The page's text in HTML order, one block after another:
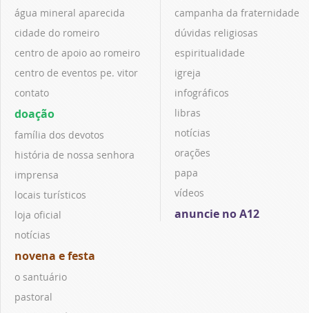
água mineral aparecida
cidade do romeiro
centro de apoio ao romeiro
centro de eventos pe. vitor
contato
doação
família dos devotos
história de nossa senhora
imprensa
locais turísticos
loja oficial
notícias
novena e festa
o santuário
pastoral
campanha da fraternidade
dúvidas religiosas
espiritualidade
igreja
infográficos
libras
notícias
orações
papa
vídeos
anuncie no A12